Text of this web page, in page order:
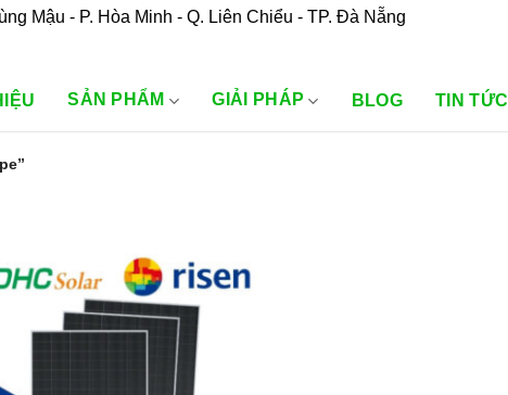
Mậu - P. Hòa Minh - Q. Liên Chiểu - TP. Đà Nẵng
SẢN PHẨM GIẢI PHÁP BLOG TIN TỨC